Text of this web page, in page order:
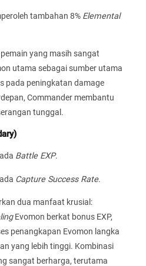
tambahan 8% Elemental
yang masih sangat
utama sebagai sumber utama
pada peningkatan damage
Commander membantu
tunggal.
Battle EXP.
Capture Success Rate.
dua manfaat krusial:
Evomon berkat bonus EXP,
penangkapan Evomon langka
yang lebih tinggi. Kombinasi
sangat berharga, terutama